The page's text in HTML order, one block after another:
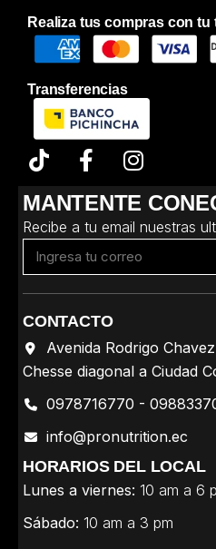
Realiza tus compras con tu
Transferencias
MANTENTE
Recibe a tu email nuestras
CONTACTO
Avenida Rodrigo
Chesse diagonal a Ciudad
0978716770 -
info@pronutrition.ec
HORARIOS DEL LOCAL
Lunes a viernes: 10 am a 6
Sábado: 10 am a 3 pm